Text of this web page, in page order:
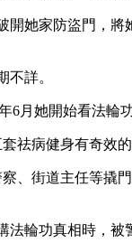
開她家防盜門，
不詳。
6月她開始看法
祛病健身有奇效
、街道主任等
法輪功真相時，